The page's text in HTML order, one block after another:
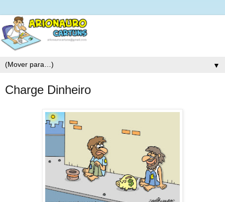
▼
Charge Dinheiro